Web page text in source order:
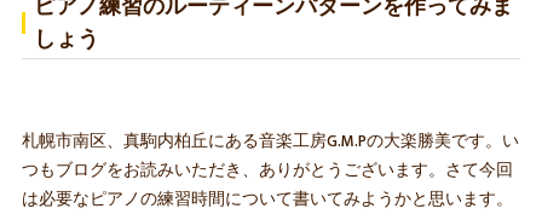
しょう
札幌市南区、真駒内柏丘にある音楽工房G.M.Pの大楽勝美です。い
つもブログをお読みいただき、ありがとうございます。さて今回
は必要なピアノの練習時間について書いてみようかと思います。